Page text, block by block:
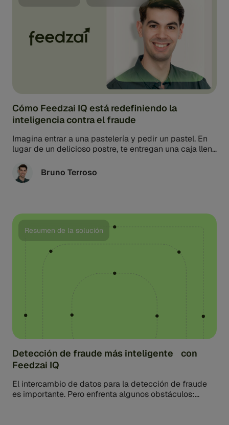
Cómo Feedzai IQ está redefiniendo la
inteligencia contra el fraude
Imagina entrar a una pastelería y pedir un pastel. En
lugar de un delicioso postre, te entregan una caja llena
Bruno Terroso
Resumen de la solución
Detección de fraude más inteligente con
Feedzai IQ
El intercambio de datos para la detección de fraude
es importante. Pero enfrenta algunos obstáculos: